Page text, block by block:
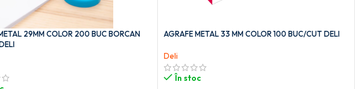
29MM COLOR 200 BUC BORCAN
AGRAFE METAL 33 MM COLOR 100 BUC/CUT DELI
Deli
În stoc